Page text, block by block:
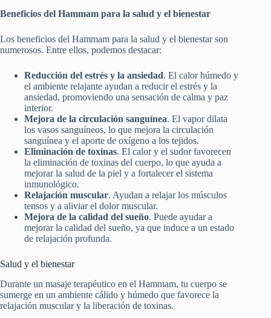
Beneficios del Hammam para la salud y el bienestar
Los beneficios del Hammam para la salud y el bienestar son
numerosos. Entre ellos, podemos destacar:
Reducción del estrés y la ansiedad. El calor húmedo y
el ambiente relajante ayudan a reducir el estrés y la
ansiedad, promoviendo una sensación de calma y paz
interior.
Mejora de la circulación sanguínea. El vapor dilata
los vasos sanguíneos, lo que mejora la circulación
sanguínea y el aporte de oxígeno a los tejidos.
Eliminación de toxinas. El calor y el sudor favorecen
la eliminación de toxinas del cuerpo, lo que ayuda a
mejorar la salud de la piel y a fortalecer el sistema
inmunológico.
Relajación muscular. Ayudan a relajar los músculos
tensos y a aliviar el dolor muscular.
Mejora de la calidad del sueño. Puede ayudar a
mejorar la calidad del sueño, ya que induce a un estado
de relajación profunda.
Salud y el bienestar
Durante un masaje terapéutico en el Hammam, tu cuerpo se
sumerge en un ambiente cálido y húmedo que favorece la
relajación muscular y la liberación de toxinas.